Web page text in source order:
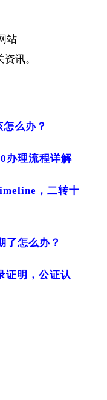
站
讯。
么办？
办理流程详解
，二转十
了怎么办？
证明，公证认